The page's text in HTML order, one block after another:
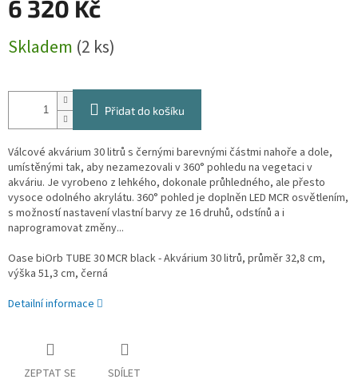
6 320 Kč
cena:
Skladem (2 ks)
Přidat do košíku
Válcové akvárium 30 litrů s černými barevnými částmi nahoře a dole,
umístěnými tak, aby nezamezovali v 360° pohledu na vegetaci v
akváriu. Je vyrobeno z lehkého, dokonale průhledného, ale přesto
vysoce odolného akrylátu. 360° pohled je doplněn LED MCR osvětlením,
s možností nastavení vlastní barvy ze 16 druhů, odstínů a i
naprogramovat změny...
Oase biOrb TUBE 30 MCR black - Akvárium 30 litrů, průměr 32,8 cm,
výška 51,3 cm, černá
Detailní informace
ZEPTAT SE SDÍLET